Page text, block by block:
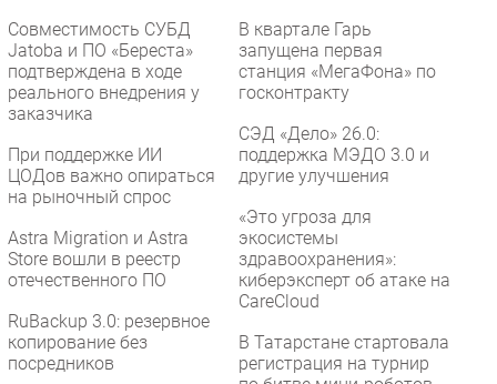
Совместимость СУБД
Jatoba и ПО «Береста»
подтверждена в ходе
реального внедрения у
заказчика
При поддержке ИИ
ЦОДов важно опираться
на рыночный спрос
Astra Migration и Astra
Store вошли в реестр
отечественного ПО
RuBackup 3.0: резервное
копирование без
посредников
В квартале Гарь
запущена первая
станция «МегаФона» по
госконтракту
СЭД «Дело» 26.0:
поддержка МЭДО 3.0 и
другие улучшения
«Это угроза для
экосистемы
здравоохранения»:
киберэксперт об атаке на
CareCloud
В Татарстане стартовала
регистрация на турнир